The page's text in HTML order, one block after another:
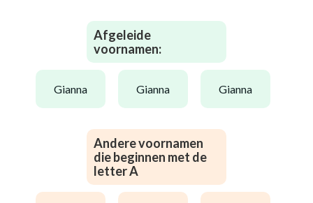
Afgeleide
voornamen:
gianna gianna gianna
Andere voornamen
die beginnen met de
letter A